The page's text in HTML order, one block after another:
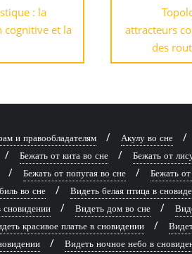
: la
cognitive et la
attracteurs
des
и правообладателям Акулу во сне
Бежать от кита во сне Бежать от
Бежать от попугая во сне Бежать
во сне
Видеть белая птица в
сновидении
Видеть дом во сне
красивое платье в сновидении
Видеть ночное небо в